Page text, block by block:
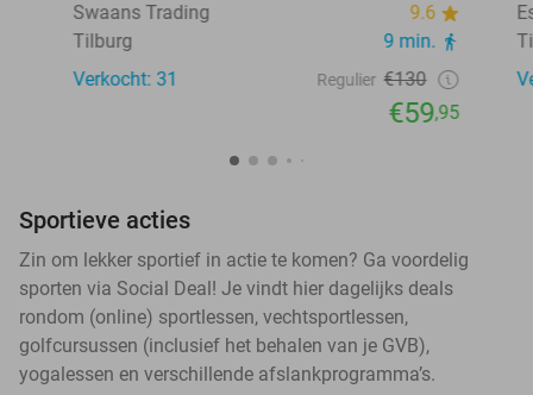
Swaans Trading
9.6
Tilburg
9 min.
Verkocht: 31
Regulier €130
€59,95
Sportieve acties
Zin om lekker sportief in actie te komen? Ga voordelig
sporten via Social Deal! Je vindt hier dagelijks deals
rondom (online) sportlessen, vechtsportlessen,
golfcursussen (inclusief het behalen van je GVB),
yogalessen en verschillende afslankprogramma’s.